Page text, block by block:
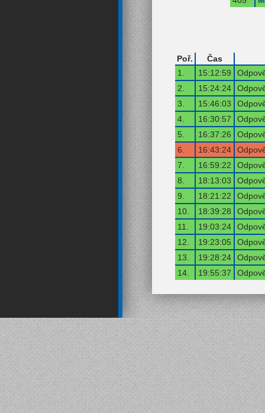
Poř.
Čas
1.
15:12:59
2.
15:24:24
3.
15:46:03
4.
16:30:57
5.
16:37:26
6.
16:43:24
7.
16:59:22
8.
18:13:03
9.
18:21:22
10.
18:39:28
11.
19:03:24
12.
19:23:05
13.
19:28:24
14.
19:55:37